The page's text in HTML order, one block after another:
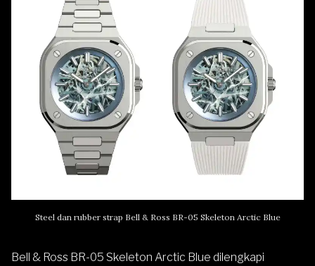
Steel dan rubber strap Bell & Ross BR-05 Skeleton Arctic Blue
Bell & Ross BR-05 Skeleton Arctic Blue dilengkapi